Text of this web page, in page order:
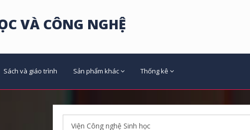
VÀ CÔNG NGHỆ
Sách và giáo trình Sản phẩm khác Thống kê